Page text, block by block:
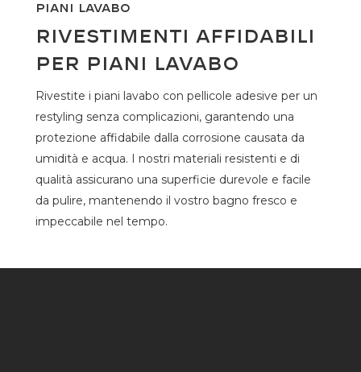
Piani lavabo
Rivestimenti Affidabili
per Piani Lavabo
Rivestite i piani lavabo con pellicole adesive per un
restyling senza complicazioni, garantendo una
protezione affidabile dalla corrosione causata da
umidità e acqua. I nostri materiali resistenti e di
qualità assicurano una superficie durevole e facile
da pulire, mantenendo il vostro bagno fresco e
impeccabile nel tempo.